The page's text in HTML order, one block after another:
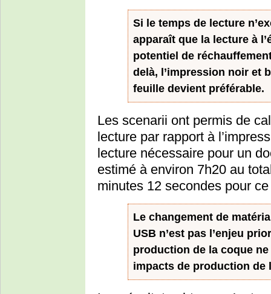
Si le temps de lecture
apparaît que la lecture à
potentiel de
delà, l’impression noir et
feuille devient préférable.
Les scenarii ont permis de
lecture par rapport à
lecture nécessaire pour un
estimé à environ 7h20 au
minutes 12 secondes pour
Le changement de
USB n’est pas l’enjeu
production de la coque
impacts de production de